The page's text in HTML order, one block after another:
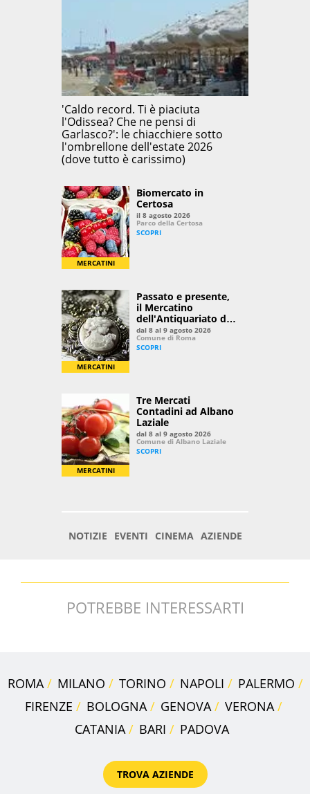
POTREBBE INTERESSARTI
ROMA MILANO TORINO NAPOLI
PALERMO
FIRENZE
BOLOGNA GENOVA
VERONA
CATANIA
BARI PADOVA
TROVA AZIENDE